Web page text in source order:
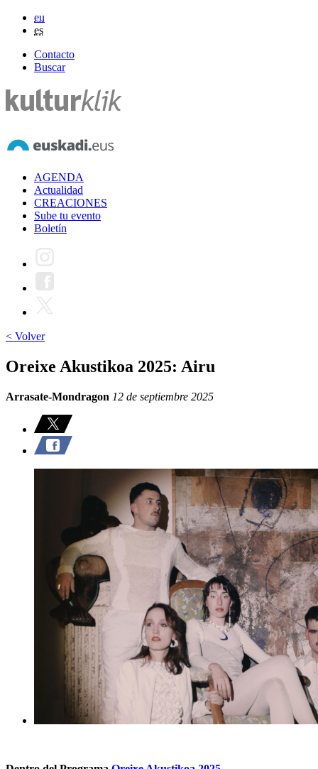
eu
es
Contacto
Buscar
AGENDA
Actualidad
CREACIONES
Sube tu evento
Boletín
< Volver
Oreixe Akustikoa 2025: Airu
Arrasate-Mondragon 12 de septiembre 2025